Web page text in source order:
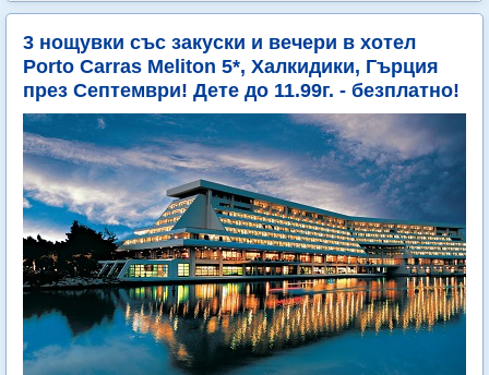
3 нощувки със закуски и вечери в хотел
Porto Carras Meliton 5*, Халкидики, Гърция
през Септември! Дете до 11.99г. - безплатно!